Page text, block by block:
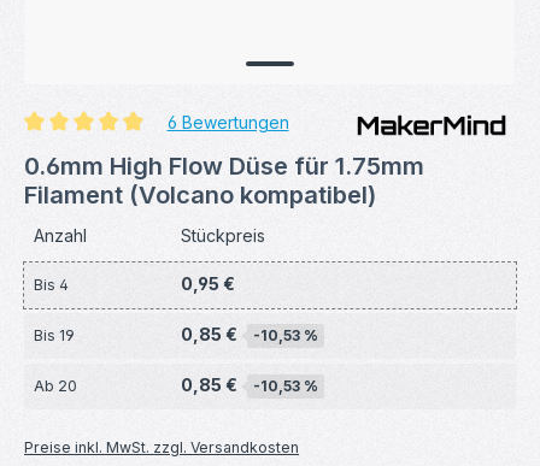
6 Bewertungen
0.6mm High Flow Düse für 1.75mm
Filament (Volcano kompatibel)
Anzahl Stückpreis
Bis 4 0,95 €
Bis 19 0,85 € -10,53 %
Ab 20 0,85 € -10,53 %
Preise inkl. MwSt. zzgl. Versandkosten